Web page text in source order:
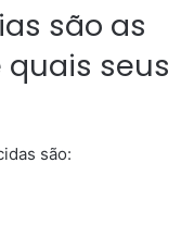
são as
seus
são: